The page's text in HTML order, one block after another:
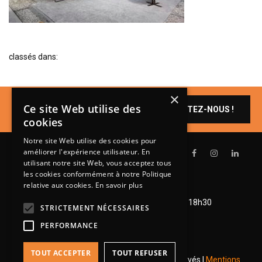
BIBLIOTHÈQUE
SALLES À MANGER
CHAISES
BAHUT
LITERIE
CONVERTIBLE
MATELAS
LITS RELEVABLES
CADRES DE LIT
classés dans:
Un produit vous
intéresse ?
CONTACTEZ-NOUS !
Lundi de 14h à 18h30
Mardi à vendredi de 9h à 12h et de 14h à 18h30
© 2026 Groupe Steinmetz - Tous droits réservés | Mentions
×
Ce site Web utilise des
cookies
Notre site Web utilise des cookies pour
améliorer l'expérience utilisateur. En
utilisant notre site Web, vous acceptez tous
les cookies conformément à notre Politique
relative aux cookies. En savoir plus
STRICTEMENT NÉCESSAIRES
PERFORMANCE
TOUT ACCEPTER TOUT REFUSER